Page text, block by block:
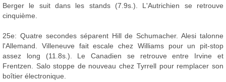
Berger le suit dans les stands (7.9s.). L'Autrichien se retrouve
cinquième.
25e: Quatre secondes séparent Hill de Schumacher. Alesi talonne
l'Allemand. Villeneuve fait escale chez Williams pour un pit-stop
assez long (11.8s.). Le Canadien se retrouve entre Irvine et
Frentzen. Salo stoppe de nouveau chez Tyrrell pour remplacer son
boîtier électronique.